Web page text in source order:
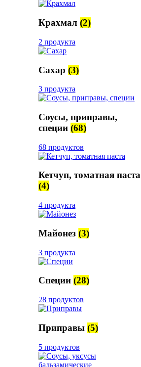
Крахмал (2)
2 продукта
Сахар (3)
3 продукта
Соусы, приправы,
специи (68)
68 продуктов
Кетчуп, томатная паста
(4)
4 продукта
Майонез (3)
3 продукта
Специи (28)
28 продуктов
Приправы (5)
5 продуктов